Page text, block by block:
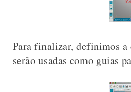
Para finalizar, definimos a
serão usadas como guias